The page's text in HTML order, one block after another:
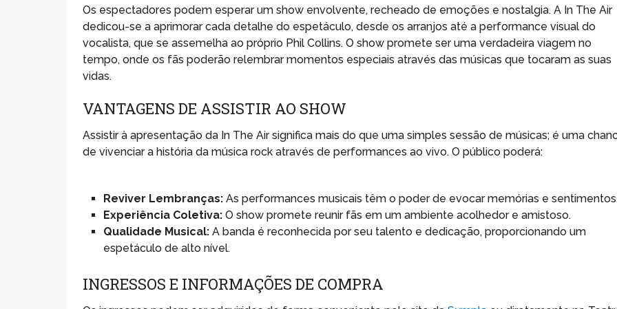
Os espectadores podem esperar um show envolvente, recheado de emoções e nostalgia. A In The Air
dedicou-se a aprimorar cada detalhe do espetáculo, desde os arranjos até a performance visual do
vocalista, que se assemelha ao próprio Phil Collins. O show promete ser uma verdadeira viagem no
tempo, onde os fãs poderão relembrar momentos especiais através das músicas que tocaram as suas
vidas.
VANTAGENS DE ASSISTIR AO SHOW
Assistir à apresentação da In The Air significa mais do que uma simples sessão de músicas; é uma
de vivenciar a história da música rock através de performances ao vivo. O público poderá:
Reviver Lembranças: As performances musicais têm o poder de evocar memórias e
Experiência Coletiva: O show promete reunir fãs em um ambiente acolhedor e amistoso.
Qualidade Musical: A banda é reconhecida por seu talento e dedicação, proporcionando um
espetáculo de alto nível.
INGRESSOS E INFORMAÇÕES DE COMPRA